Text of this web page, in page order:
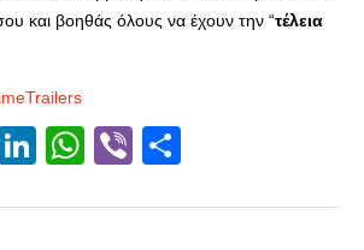
σου και βοηθάς όλους να έχουν την “τέλεια
EmailLinkedIn
WhatsApp
Viber